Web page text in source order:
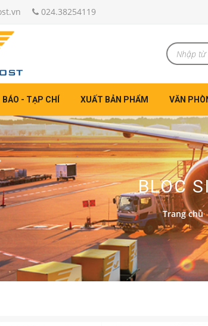
024.38254119
BÁO - TẠP CHÍ XUẤT BẢN PHẨM VĂN
BLOC
Trang chủ